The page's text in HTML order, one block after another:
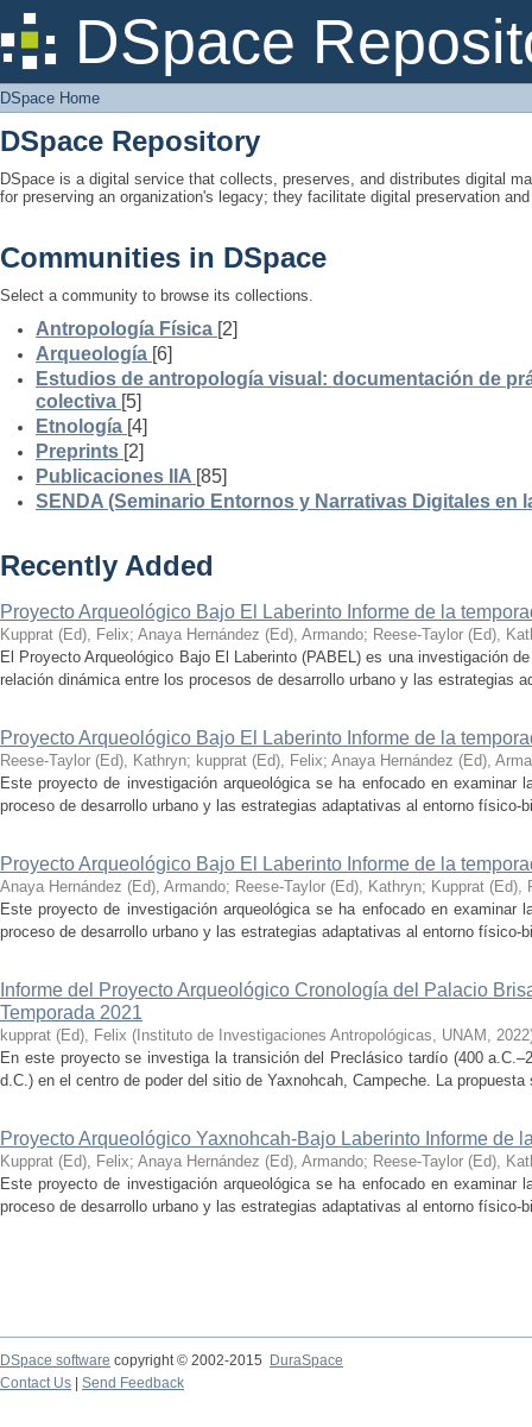
DSpace
DSpace Home
DSpace Home
DSpace Repository
DSpace is a digital service that collects, preserves, and distributes digital
for preserving an organization's legacy; they facilitate digital preservation
Communities in DSpace
Select a community to browse its collections.
Antropología Física [2]
Arqueología [6]
Estudios de antropología visual: documentación de
colectiva [5]
Etnología [4]
Preprints [2]
Publicaciones IIA [85]
SENDA (Seminario Entornos y Narrativas Digitales en
Recently Added
Proyecto Arqueológico Bajo El Laberinto Informe de la
Kupprat (Ed), Felix; Anaya Hernández (Ed), Armando; Reese-Taylor (Ed),
El Proyecto Arqueológico Bajo El Laberinto (PABEL) es una investigación
relación dinámica entre los procesos de desarrollo urbano y las estrategias
Proyecto Arqueológico Bajo El Laberinto Informe de la
Reese-Taylor (Ed), Kathryn; kupprat (Ed), Felix; Anaya Hernández (Ed),
Este proyecto de investigación arqueológica se ha enfocado en examinar
proceso de desarrollo urbano y las estrategias adaptativas al entorno físico-
Proyecto Arqueológico Bajo El Laberinto Informe de la
Anaya Hernández (Ed), Armando; Reese-Taylor (Ed), Kathryn; Kupprat (Ed),
Este proyecto de investigación arqueológica se ha enfocado en examinar
proceso de desarrollo urbano y las estrategias adaptativas al entorno físico-
Informe del Proyecto Arqueológico Cronología del Palacio
Temporada 2021
kupprat (Ed), Felix ( Instituto de Investigaciones Antropológicas, UNAM , 2022
En este proyecto se investiga la transición del Preclásico tardío (400
d.C.) en el centro de poder del sitio de Yaxnohcah, Campeche. La
Proyecto Arqueológico Yaxnohcah-Bajo Laberinto Informe de
Kupprat (Ed), Felix; Anaya Hernández (Ed), Armando; Reese-Taylor (Ed),
Este proyecto de investigación arqueológica se ha enfocado en examinar
proceso de desarrollo urbano y las estrategias adaptativas al entorno físico-
DSpace software copyright © 2002-2015
DuraSpace
Contact Us
Send Feedback